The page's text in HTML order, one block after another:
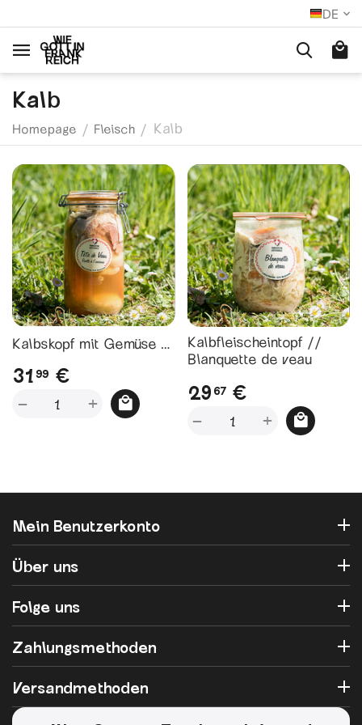
DE
Kalb
Homepage / Fleisch / Kalb
Kalbskopf mit Gemüse –
et ses Légumes - 1,45kg
3199 €
+
−
Kalbfleischeintopf //
Blanquette de veau
29 67 €
+
−
Mein Benutzerkonto
Über uns
Folge uns
Zahlungsmethoden
Versandmethoden